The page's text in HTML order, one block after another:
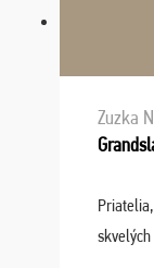
Zuzka N.